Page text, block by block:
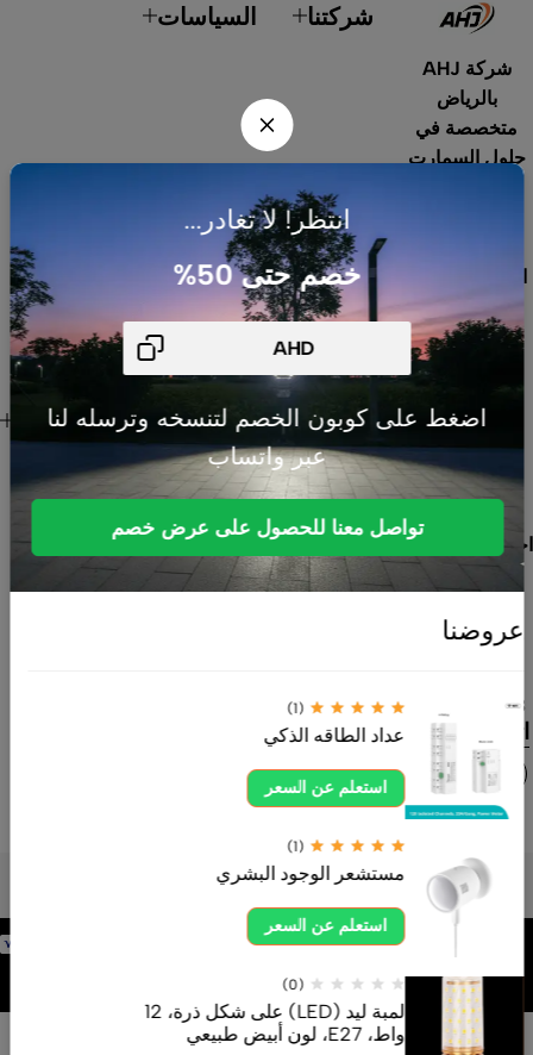
انتظر! لا تغادر...
خصم حتى 50%
اضغط على كوبون الخصم لتنسخه وترسله لنا
عبر واتساب
تواصل معنا للحصول على عرض خصم
عروضنا
(1)
عداد الطاقه الذكي
استعلم عن السعر
(1)
مستشعر الوجود البشري
استعلم عن السعر
(0)
لمبة ليد (LED) على شكل ذرة، 12
واط، E27، لون أبيض طبيعي
شركة AHJ
بالرياض
متخصصة في
حلول السمارت
والخارجية،
المنتجات
الكهربائية،
المستشعرات
والقواطع. نوفر
منتجات عالية
احتياجات المنازل
وخدمة موثوقة.
0554605558
اتصل بنا الآن
شركتنا
روابط هامة
للعميل
السياسات
برمجة وتطوير
شركة